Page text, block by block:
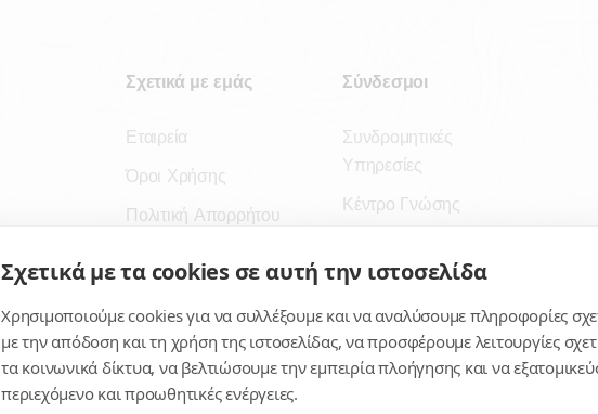
Σχετικά με εμάς
Εταιρεία
Όροι Χρήσης
Πολιτική Απορρήτου
Σύνδεσμοι
Συνδρομητικές
Υπηρεσίες
Κέντρο Γνώσης
Εγγραφή
Για δημοσίους
υπαλλήλους
Σχετικά με τα cookies σε αυτή την ιστοσελίδα
Χρησιμοποιούμε cookies για να συλλέξουμε και να αναλύσουμε πληροφορίες
με την απόδοση και τη χρήση της ιστοσελίδας, να προσφέρουμε λειτουργίες
τα κοινωνικά δίκτυα, να βελτιώσουμε την εμπειρία πλοήγησης και να
περιεχόμενο και προωθητικές ενέργειες.